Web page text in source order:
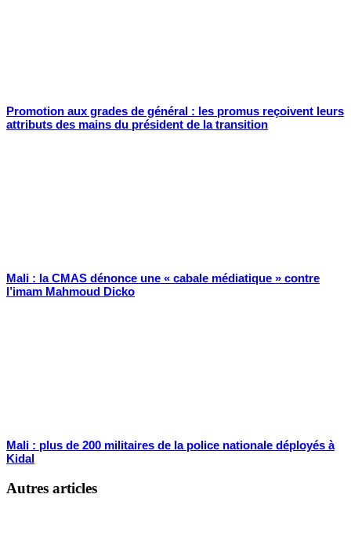
Promotion aux grades de général : les promus reçoivent leurs
attributs des mains du président de la transition
Mali : la CMAS dénonce une « cabale médiatique » contre
l’imam Mahmoud Dicko
Mali : plus de 200 militaires de la police nationale déployés à
Kidal
Autres articles